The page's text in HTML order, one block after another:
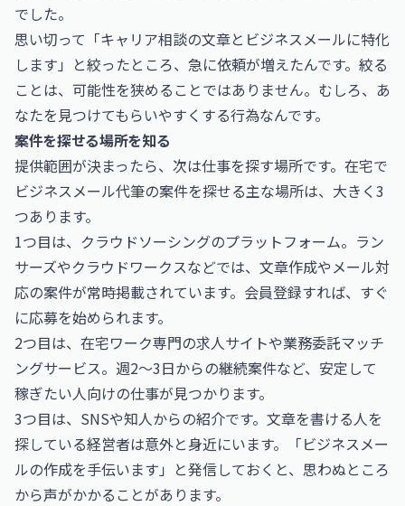
でした。
思い切って「キャリア相談の文章とビジネスメールに特化
します」と絞ったところ、急に依頼が増えたんです。絞る
ことは、可能性を狭めることではありません。むしろ、あ
なたを見つけてもらいやすくする行為なんです。
案件を探せる場所を知る
提供範囲が決まったら、次は仕事を探す場所です。在宅で
ビジネスメール代筆の案件を探せる主な場所は、大きく3
つあります。
1つ目は、クラウドソーシングのプラットフォーム。ラン
サーズやクラウドワークスなどでは、文章作成やメール対
応の案件が常時掲載されています。会員登録すれば、すぐ
に応募を始められます。
2つ目は、在宅ワーク専門の求人サイトや業務委託マッチ
ングサービス。週2〜3日からの継続案件など、安定して
稼ぎたい人向けの仕事が見つかります。
3つ目は、SNSや知人からの紹介です。文章を書ける人を
探している経営者は意外と身近にいます。「ビジネスメー
ルの作成を手伝います」と発信しておくと、思わぬところ
から声がかかることがあります。